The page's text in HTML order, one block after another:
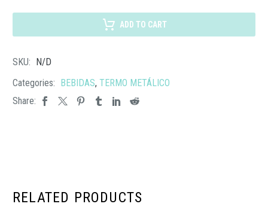
cantidad
ADD TO CART
SKU: N/D
Categories: BEBIDAS, TERMO METÁLICO
Share:
RELATED PRODUCTS